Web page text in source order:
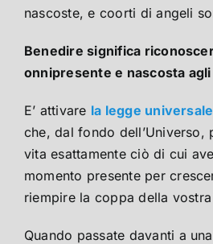
nascoste, e coorti di angeli
Benedire significa
onnipresente e nascosta
E’ attivare la legge
che, dal fondo dell’Universo,
vita esattamente ciò di cui
momento presente per
riempire la coppa della
Quando passate davanti a